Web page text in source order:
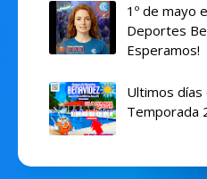
1º de mayo
Deportes
Esperamos!
Ultimos días
Temporada